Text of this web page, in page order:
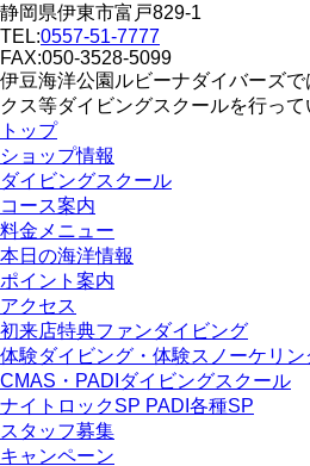
静岡県伊東市富戸829-1
TEL:0557-51-7777
FAX:050-3528-5099
伊豆海洋公園ルビーナダイバーズ
クス等ダイビングスクールを行っ
トップ
ショップ情報
ダイビングスクール
コース案内
料金メニュー
本日の海洋情報
ポイント案内
アクセス
初来店特典ファンダイビング
体験ダイビング・体験スノーケリン
CMAS・PADIダイビングスクール
ナイトロックSP PADI各種SP
スタッフ募集
キャンペーン